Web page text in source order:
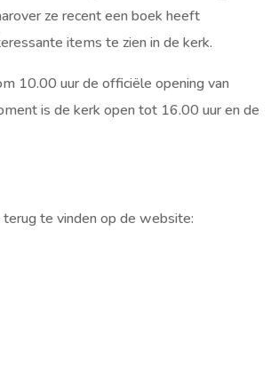
ze recent een boek heeft
items te zien in de kerk.
10.00 uur de officiële opening van
is de kerk open tot 16.00 uur en de
te vinden op de website: